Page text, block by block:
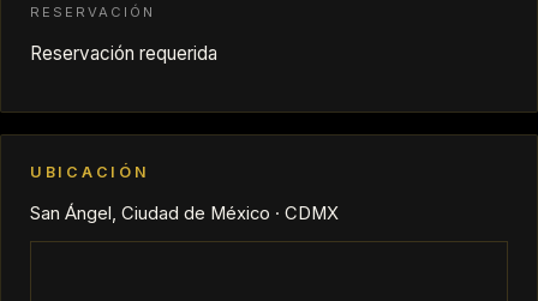
RESERVACIÓN
Reservación requerida
UBICACIÓN
San Ángel, Ciudad de México · CDMX